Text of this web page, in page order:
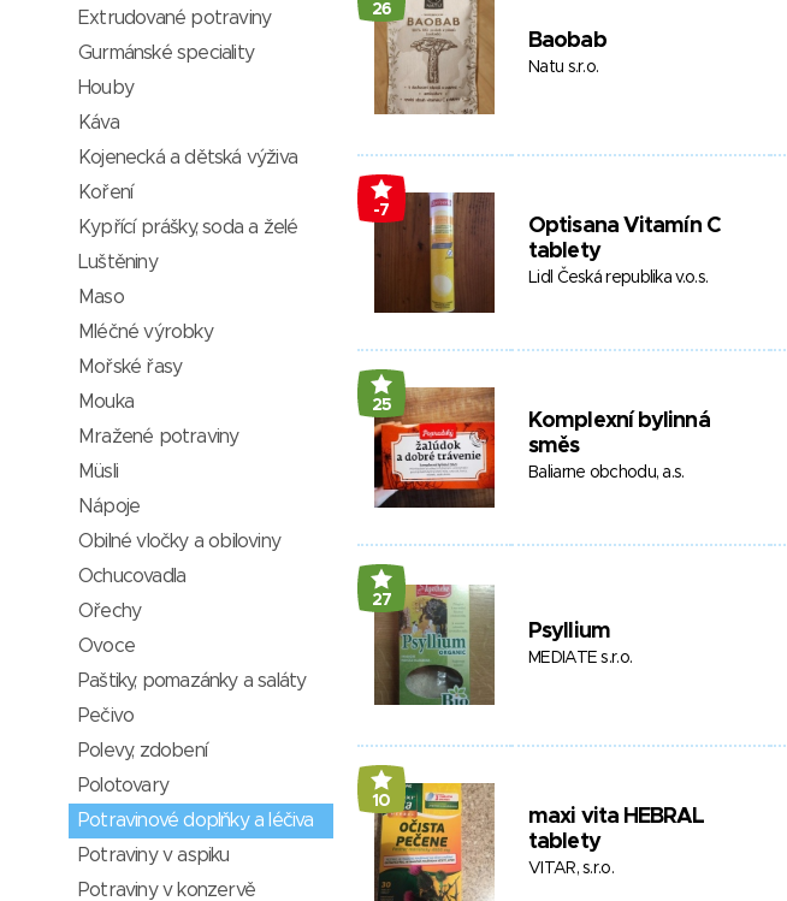
26
Baobab
Natu s.r.o.
-7
Optisana Vitamín C
tablety
Lidl Česká republika v.o.s.
25
Komplexní bylinná
směs
Baliarne obchodu, a.s.
27
Psyllium
MEDIATE s.r.o.
10
maxi vita HEBRAL
tablety
VITAR, s.r.o.
Extrudované potraviny
Gurmánské speciality
Houby
Káva
Kojenecká a dětská výživa
Koření
Kypřící prášky, soda a želé
Luštěniny
Maso
Mléčné výrobky
Mořské řasy
Mouka
Mražené potraviny
Müsli
Nápoje
Obilné vločky a obiloviny
Ochucovadla
Ořechy
Ovoce
Paštiky, pomazánky a saláty
Pečivo
Polevy, zdobení
Polotovary
Potravinové doplňky a léčiva
Potraviny v aspiku
Potraviny v konzervě